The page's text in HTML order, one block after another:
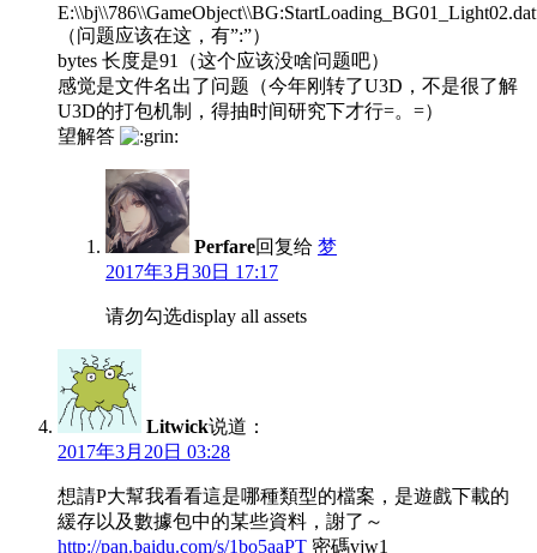
（问题应该在这，有”:”）
bytes 长度是91（这个应该没啥问题吧）
感觉是文件名出了问题（今年刚转了U3D，不是很了解
U3D的打包机制，得抽时间研究下才行=。=）
望解答
Perfare回复给 梦
2017年3月30日 17:17
请勿勾选display all assets
Litwick说道：
2017年3月20日 03:28
想請P大幫我看看這是哪種類型的檔案，是遊戲下載的
緩存以及數據包中的某些資料，謝了～
http://pan.baidu.com/s/1bo5aaPT 密碼vjw1